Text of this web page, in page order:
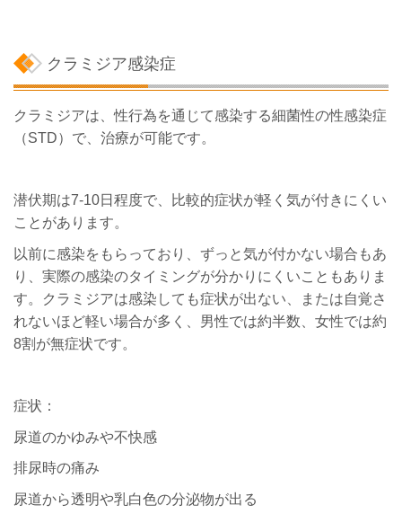
クラミジア感染症
クラミジアは、性行為を通じて感染する細菌性の性感染症
（STD）で、治療が可能です。
潜伏期は7-10日程度で、比較的症状が軽く気が付きにくい
ことがあります。
以前に感染をもらっており、ずっと気が付かない場合もあ
り、実際の感染のタイミングが分かりにくいこともありま
す。クラミジアは感染しても症状が出ない、または自覚さ
れないほど軽い場合が多く、男性では約半数、女性では約
8割が無症状です。
症状：
尿道のかゆみや不快感
排尿時の痛み
尿道から透明や乳白色の分泌物が出る